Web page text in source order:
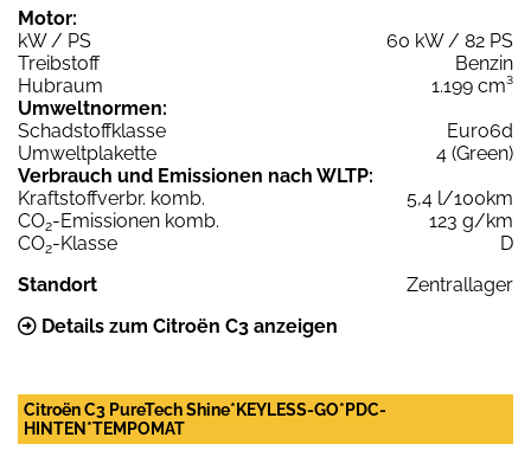
Motor:
kW / PS
60 kW / 82 PS
Treibstoff
Benzin
Hubraum
1.199 cm³
Umweltnormen:
Schadstoffklasse
Euro6d
Umweltplakette
4 (Green)
Verbrauch und Emissionen nach WLTP:
Kraftstoffverbr. komb.
5,4 l/100km
CO2-Emissionen komb.
123 g/km
CO2-Klasse
D
Standort
Zentrallager
Details zum Citroën C3 anzeigen
Citroën C3 PureTech Shine*KEYLESS-GO*PDC-
HINTEN*TEMPOMAT